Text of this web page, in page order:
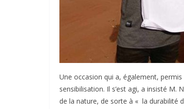
Une occasion qui a, également,
sensibilisation. Il s’est agi, a insisté M.
de la nature, de sorte à « la durabilité